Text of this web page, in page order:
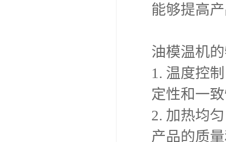
能够提高
油模温机
1. 温度控
定性和一
2. 加热均
产品的质